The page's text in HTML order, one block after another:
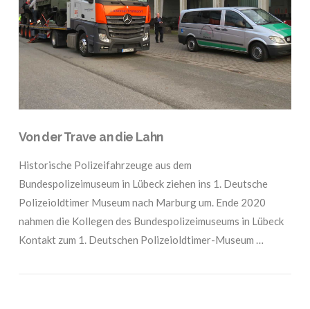
Von der Trave an die Lahn
Historische Polizeifahrzeuge aus dem
Bundespolizeimuseum in Lübeck ziehen ins 1. Deutsche
Polizeioldtimer Museum nach Marburg um. Ende 2020
nahmen die Kollegen des Bundespolizeimuseums in Lübeck
Kontakt zum 1. Deutschen Polizeioldtimer-Museum …